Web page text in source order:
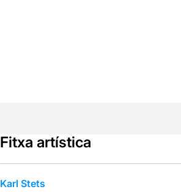
Fitxa artística
Karl Stets